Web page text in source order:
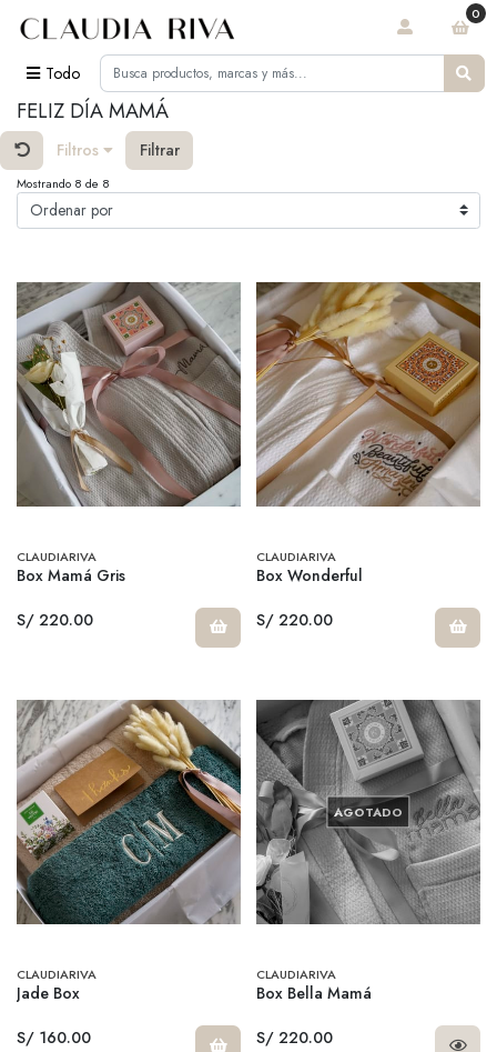
Todo
0
FELIZ DÍA MAMÁ
Filtros Filtrar
Mostrando 8 de 8
CLAUDIARIVA
Box Mamá Gris
S/ 220.00
CLAUDIARIVA
Box Wonderful
S/ 220.00
CLAUDIARIVA
Jade Box
S/ 160.00
AGOTADO
CLAUDIARIVA
Box Bella Mamá
S/ 220.00